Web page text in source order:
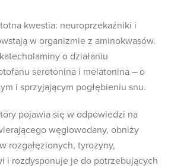
kwestia: neuroprzekaźniki i
w organizmie z aminokwasów.
o działaniu
serotonina i melatonina – o
i sprzyjającym pogłębieniu snu.
pojawia się w odpowiedzi na
węglowodany, obniży
rozgałęzionych, tyrozyny,
i rozdysponuje je do potrzebujących